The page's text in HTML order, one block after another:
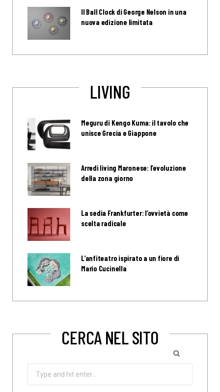
Il Ball Clock di George Nelson in una
nuova edizione limitata
LIVING
Meguru di Kengo Kuma: il tavolo che
unisce Grecia e Giappone
Arredi living Maronese: l’evoluzione
della zona giorno
La sedia Frankfurter: l’ovvietà come
scelta radicale
L’anfiteatro ispirato a un fiore di
Mario Cucinella
CERCA NEL SITO
Search